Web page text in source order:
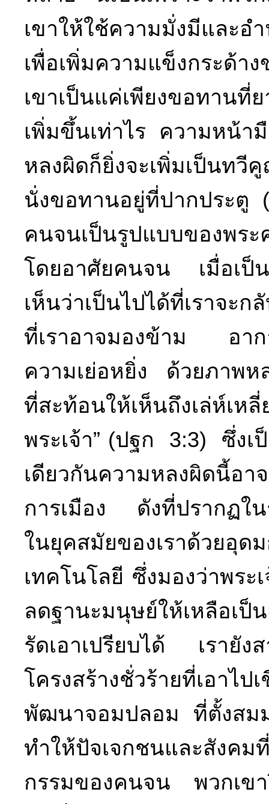
เขาให้ใช้ความมั่งมีและอ
เพื่อเพิ่มความแข็งกระด้า
เขาเป็นแค่เพียงขอทานที่
เพิ่มขึ้นเท่าไร ความหน้า
หลงผิดก็ยิ่งจะเพิ่มเป็นท
นั่งขอทานอยู่ที่ปากประตู
คนจนเป็นรูปแบบของพระ
โดยอาศัยคนจน เมื่อเป็น
เห็นว่าเป็นไปได้ที่เราจะ
ที่เราอาจมองข้าม อาก
ความเย่อหยิ่ง ด้วยภาพห
ที่สะท้อนให้เห็นถึงเล่ห์เห
พระเจ้า” (ปฐก 3:3) ซึ่งเ
เดียวกันความหลงผิดนี้อา
การเมือง ดังที่ปรากฏใ
ในยุคสมัยของเราด้วยอุด
เทคโนโลยี ซึ่งมองว่าพระ
ลดฐานะมนุษย์ให้เหลือเ
รัดเอาเปรียบได้ เรายัง
โครงสร้างชั่วร้ายที่เอาไ
พัฒนาจอมปลอม ที่ตั้งสม
ทำให้ปัจเจกชนและสังคม
กรรมของคนจน พวกเข